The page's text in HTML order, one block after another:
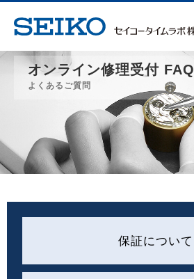
オンライン修理受付 FAQ
よくあるご質問
保証について